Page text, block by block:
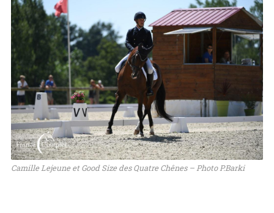
Camille Lejeune et Good Size des Quatre Chênes – Photo P.Barki